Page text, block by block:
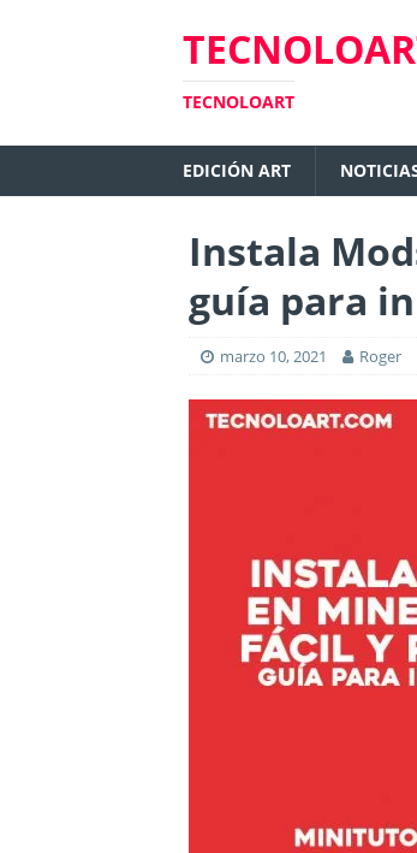
TECNOLOART
EDICIÓN ART
Instala
guía para
marzo 10, 2021 Roger